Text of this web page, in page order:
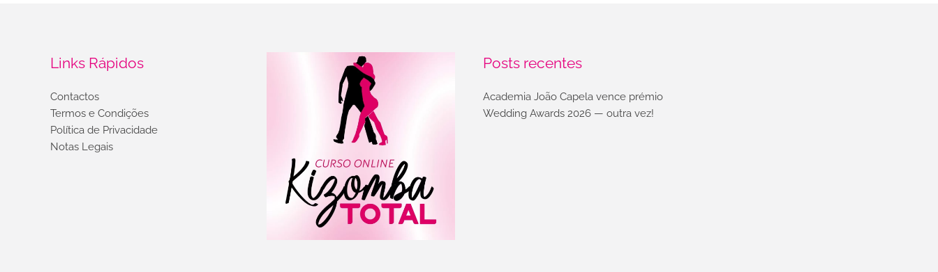
Links Rápidos
Contactos
Termos e Condições
Política de Privacidade
Notas Legais
Posts recentes
Academia João Capela vence prémio
Wedding Awards 2026 — outra vez!